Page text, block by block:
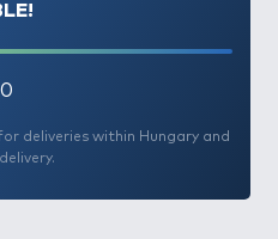
deliveries within Hungary and